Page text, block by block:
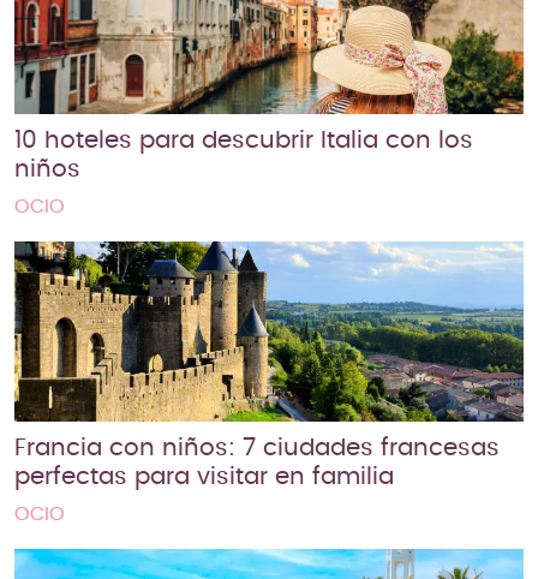
10 hoteles para descubrir Italia con los
niños
OCIO
Francia con niños: 7 ciudades francesas
perfectas para visitar en familia
OCIO